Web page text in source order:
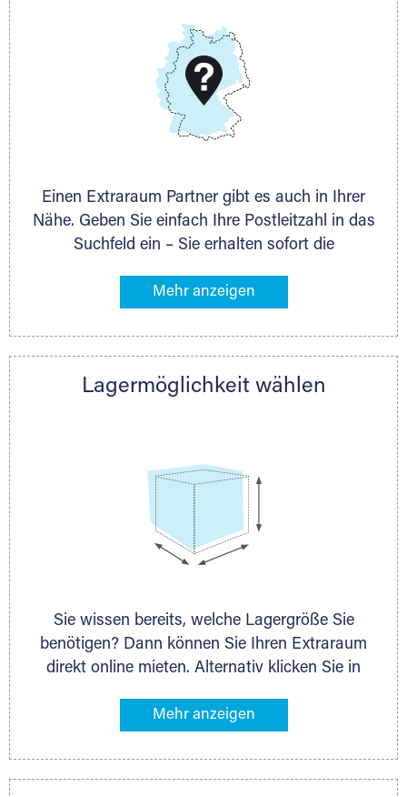
DMG Aktiengesellschaft
www.dmg-ag.com
Einen Extraraum Partner gibt es auch in Ihrer
Nähe. Geben Sie einfach Ihre Postleitzahl in das
Suchfeld ein – Sie erhalten sofort die
Lagermöglichkeiten in Ihrer Nähe. An zahlreichen
direkt online mieten. Gibt es Extraraum noch
nächstgelegenen Partner und besprechen alles
Lagermöglichkeit wählen
Sie wissen bereits, welche Lagergröße Sie
benötigen? Dann können Sie Ihren Extraraum
direkt online mieten. Alternativ klicken Sie in
Gegenstände an, die Sie einlagern möchten –
ermittelt. Natürlich steht Ihnen Ihr Extraraum